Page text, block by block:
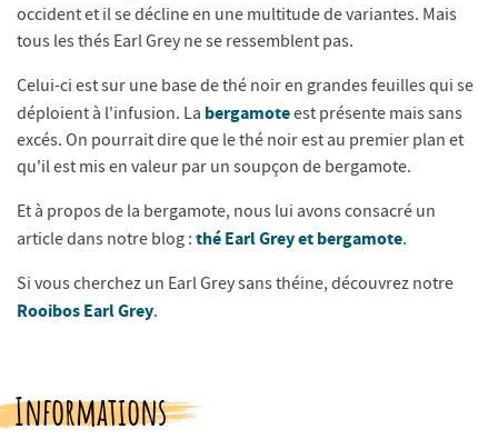
occident et il se décline en une multitude de variantes. Mais
tous les thés Earl Grey ne se ressemblent pas.
Celui-ci est sur une base de thé noir en grandes feuilles qui se
déploient à l'infusion. La bergamoteest présente mais sans
excés. On pourrait dire que le thé noir est au premier plan et
qu'il est mis en valeur par un soupçon de bergamote.
Et à propos de la bergamote, nous lui avons consacré un
article dans notre blog : thé Earl Grey et bergamote.
Si vous cherchez un Earl Grey sans théine, découvrez notre
Rooibos Earl Grey.
Informations